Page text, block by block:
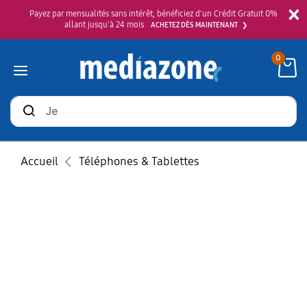
×
Payez par mensualités sans intérêt, bénéficiez d'un Crédit Gratuit 0%
allant jusqu'à 24 mois
ACHETEZ DÈS MAINTENANT
Rechercher
des
produits
0
Accueil Téléphones & Tablettes